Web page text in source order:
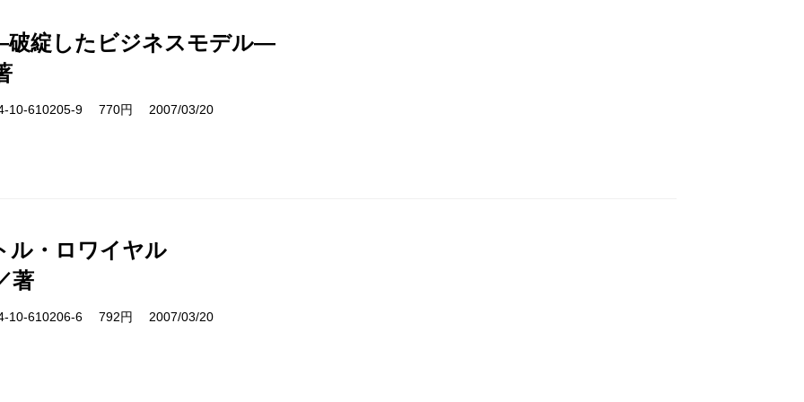
綻したビジネスモデル―
10-610205-9 770円 2007/03/20
ル・ロワイヤル
著
10-610206-6 792円 2007/03/20